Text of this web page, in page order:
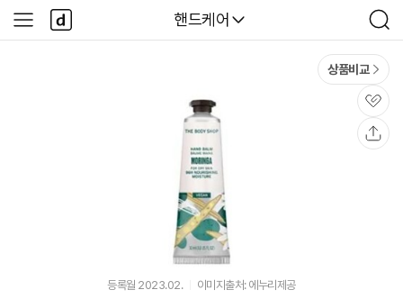
다나와
핸드케어
검
색
사
이
다
나
와
상품비교
관
심
등록월 2023.02. 이미지출처: 에누리제공